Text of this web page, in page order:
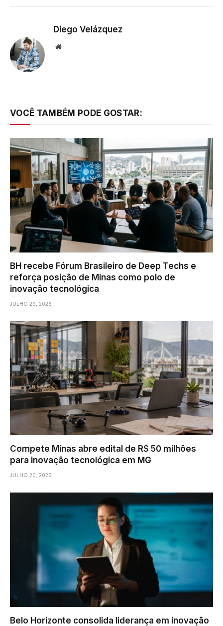
Diego Velázquez
Website
VOCÊ TAMBÉM PODE GOSTAR:
BH recebe Fórum Brasileiro de Deep Techs e
reforça posição de Minas como polo de
inovação tecnológica
JULHO 29, 2026
Compete Minas abre edital de R$ 50 milhões
para inovação tecnológica em MG
JULHO 20, 2026
Belo Horizonte consolida liderança em inovação